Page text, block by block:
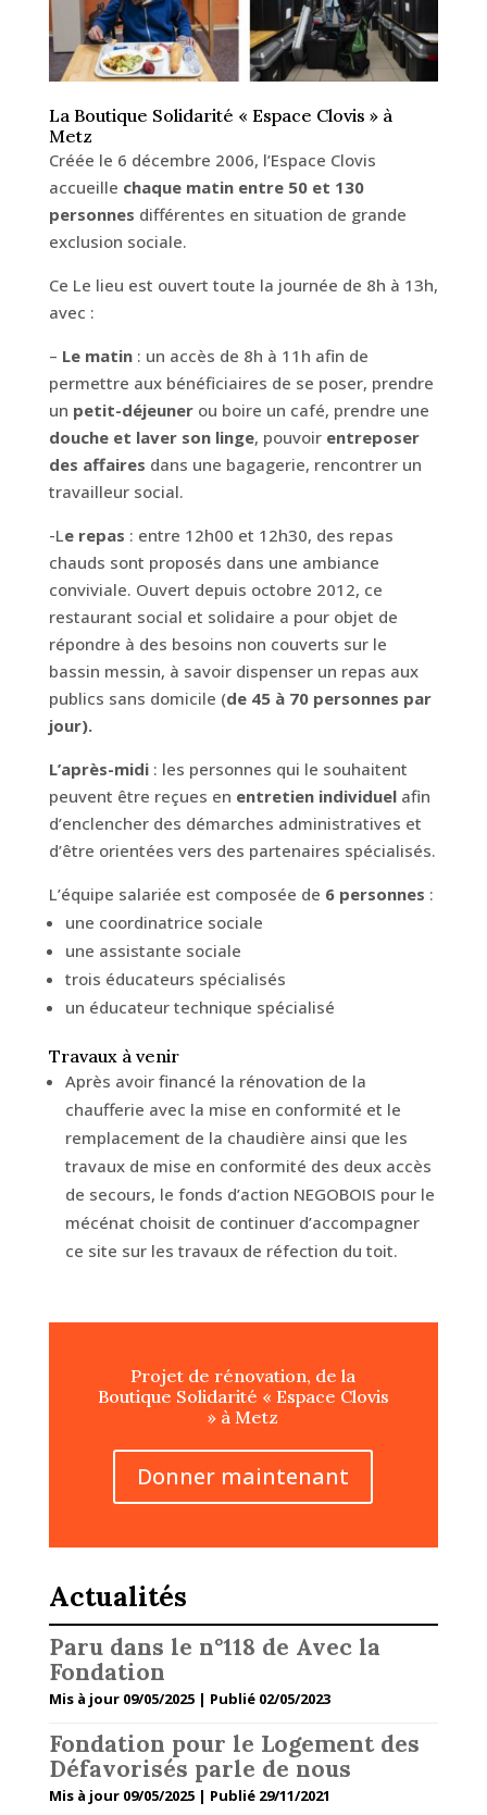
La Boutique Solidarité « Espace Clovis » à
Metz
Créée le 6 décembre 2006, l’Espace Clovis
accueille chaque matin entre 50 et 130
personnes différentes en situation de grande
exclusion sociale.
Ce Le lieu est ouvert toute la journée de 8h à 13h,
avec :
– Le matin : un accès de 8h à 11h afin de
permettre aux bénéficiaires de se poser, prendre
un petit-déjeuner ou boire un café, prendre une
douche et laver son linge, pouvoir entreposer
des affaires dans une bagagerie, rencontrer un
travailleur social.
-Le repas : entre 12h00 et 12h30, des repas
chauds sont proposés dans une ambiance
conviviale. Ouvert depuis octobre 2012, ce
restaurant social et solidaire a pour objet de
répondre à des besoins non couverts sur le
bassin messin, à savoir dispenser un repas aux
publics sans domicile (de 45 à 70 personnes par
jour).
L’après-midi : les personnes qui le souhaitent
peuvent être reçues en entretien individuel afin
d’enclencher des démarches administratives et
d’être orientées vers des partenaires spécialisés.
L’équipe salariée est composée de 6 personnes :
une coordinatrice sociale
une assistante sociale
trois éducateurs spécialisés
un éducateur technique spécialisé
Travaux à venir
Après avoir financé la rénovation de la
chaufferie avec la mise en conformité et le
remplacement de la chaudière ainsi que les
travaux de mise en conformité des deux accès
de secours, le fonds d’action NEGOBOIS pour le
mécénat choisit de continuer d’accompagner
ce site sur les travaux de réfection du toit.
Projet de rénovation, de la
Boutique Solidarité « Espace Clovis
» à Metz
Donner maintenant
Actualités
Paru dans le n°118 de Avec la
Fondation
Mis à jour 09/05/2025 | Publié 02/05/2023
Fondation pour le Logement des
Défavorisés parle de nous
Mis à jour 09/05/2025 | Publié 29/11/2021